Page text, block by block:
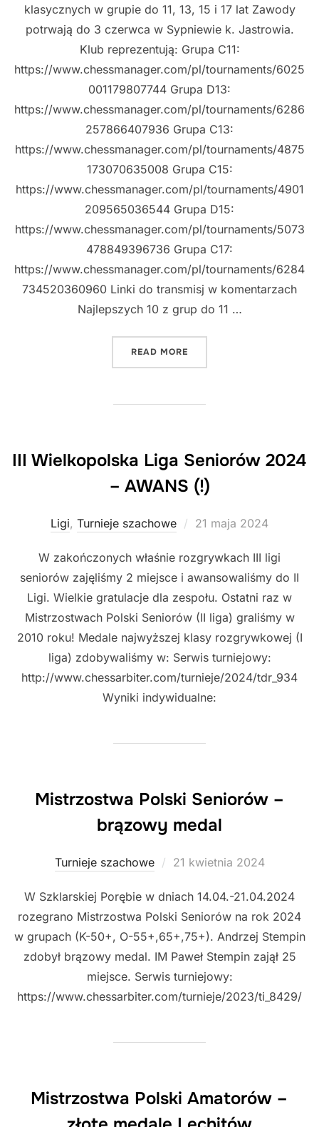
klasycznych w grupie do 11, 13, 15 i 17 lat Zawody
potrwają do 3 czerwca w Sypniewie k. Jastrowia.
Klub reprezentują: Grupa C11:
https://www.chessmanager.com/pl/tournaments/6025
001179807744 Grupa D13:
https://www.chessmanager.com/pl/tournaments/6286
257866407936 Grupa C13:
https://www.chessmanager.com/pl/tournaments/4875
173070635008 Grupa C15:
https://www.chessmanager.com/pl/tournaments/4901
209565036544 Grupa D15:
https://www.chessmanager.com/pl/tournaments/5073
478849396736 Grupa C17:
https://www.chessmanager.com/pl/tournaments/6284
734520360960 Linki do transmisj w komentarzach
Najlepszych 10 z grup do 11 …
READ MORE
III Wielkopolska Liga Seniorów 2024
– AWANS (!)
Ligi, Turnieje szachowe
Posted
21 maja 2024
W zakończonych właśnie rozgrywkach III ligi
seniorów zajęliśmy 2 miejsce i awansowaliśmy do II
Ligi. Wielkie gratulacje dla zespołu. Ostatni raz w
Mistrzostwach Polski Seniorów (II liga) graliśmy w
2010 roku! Medale najwyższej klasy rozgrywkowej (I
liga) zdobywaliśmy w: Serwis turniejowy:
http://www.chessarbiter.com/turnieje/2024/tdr_934
Wyniki indywidualne:
Mistrzostwa Polski Seniorów –
brązowy medal
Turnieje szachowe
Posted
21 kwietnia 2024
W Szklarskiej Porębie w dniach 14.04.-21.04.2024
rozegrano Mistrzostwa Polski Seniorów na rok 2024
w grupach (K-50+, O-55+,65+,75+). Andrzej Stempin
zdobył brązowy medal. IM Paweł Stempin zajął 25
miejsce. Serwis turniejowy:
https://www.chessarbiter.com/turnieje/2023/ti_8429/
Mistrzostwa Polski Amatorów –